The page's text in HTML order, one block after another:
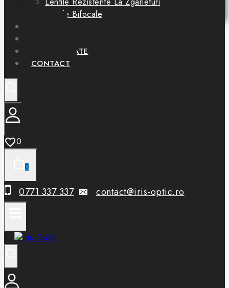
Lentile Bifocale
PARTENERIATE
CONTACT
0
0
0771 337 337 contact@iris-optic.ro